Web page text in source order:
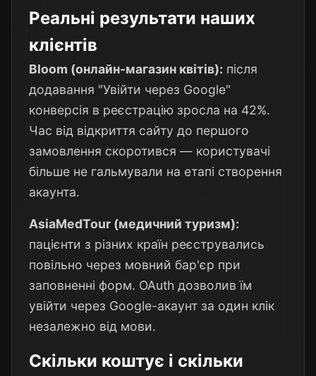
Реальні результати наших
клієнтів
Bloom (онлайн-магазин квітів): після
додавання "Увійти через Google"
конверсія в реєстрацію зросла на 42%.
Час від відкриття сайту до першого
замовлення скоротився — користувачі
більше не гальмували на етапі створення
акаунта.
AsiaMedTour (медичний туризм):
пацієнти з різних країн реєструвались
повільно через мовний бар'єр при
заповненні форм. OAuth дозволив їм
увійти через Google-акаунт за один клік
незалежно від мови.
Скільки коштує і скільки